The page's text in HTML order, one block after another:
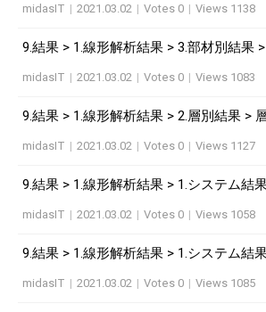
midasIT | 2021.03.02 | Votes 0 | Views 1138
9.結果 > 1.線形解析結果 > 3.部材別結果
midasIT | 2021.03.02 | Votes 0 | Views 1083
9.結果 > 1.線形解析結果 > 2.層別結果 >
midasIT | 2021.03.02 | Votes 0 | Views 1127
9.結果 > 1.線形解析結果 > 1.システム結
midasIT | 2021.03.02 | Votes 0 | Views 1058
9.結果 > 1.線形解析結果 > 1.システム結
midasIT | 2021.03.02 | Votes 0 | Views 1085